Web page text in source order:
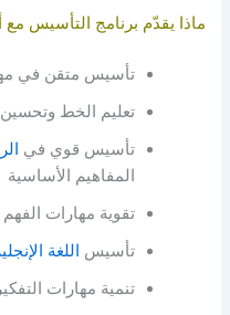
ماذا يقدّم برنامج التأسيس
تأسيس متقن في
تعليم الخط وتحسين
تأسيس قوي في
المفاهيم الأساسية
تقوية مهارات
تأسيس اللغة
تنمية مهارات